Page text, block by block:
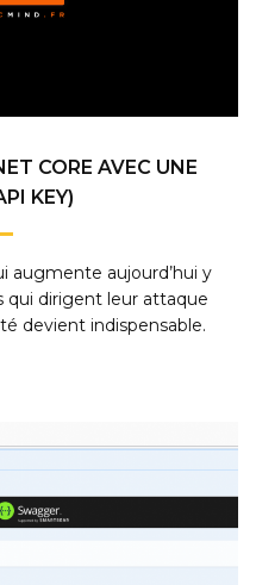
CORE AVEC UNE
KEY)
augmente aujourd’hui y
qui dirigent leur attaque
devient indispensable.